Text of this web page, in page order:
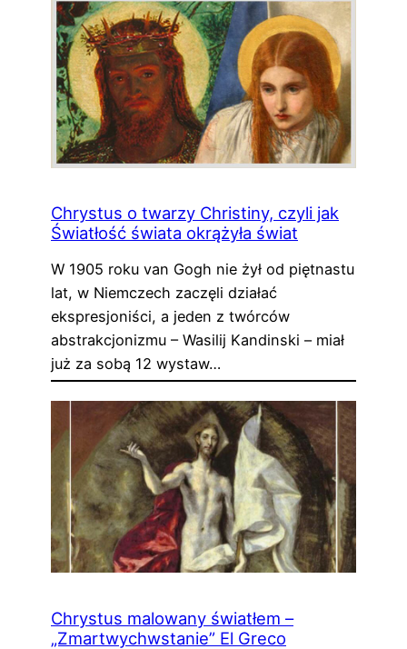
Chrystus o twarzy Christiny, czyli jak
Światłość świata okrążyła świat
W 1905 roku van Gogh nie żył od piętnastu
lat, w Niemczech zaczęli działać
ekspresjoniści, a jeden z twórców
abstrakcjonizmu – Wasilij Kandinski – miał
już za sobą 12 wystaw…
Chrystus malowany światłem –
„Zmartwychwstanie” El Greco